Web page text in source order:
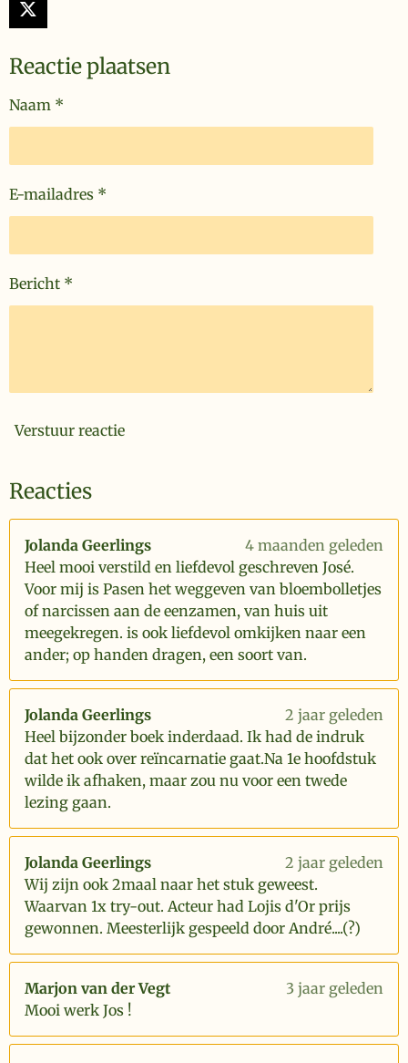
X
Reactie plaatsen
Naam *
E-mailadres *
Bericht *
Verstuur reactie
Reacties
Jolanda Geerlings
4 maanden geleden
Heel mooi verstild en liefdevol geschreven José.
Voor mij is Pasen het weggeven van bloembolletjes
of narcissen aan de eenzamen, van huis uit
meegekregen. is ook liefdevol omkijken naar een
ander; op handen dragen, een soort van.
Jolanda Geerlings
2 jaar geleden
Heel bijzonder boek inderdaad. Ik had de indruk
dat het ook over reïncarnatie gaat.Na 1e hoofdstuk
wilde ik afhaken, maar zou nu voor een twede
lezing gaan.
Jolanda Geerlings
2 jaar geleden
Wij zijn ook 2maal naar het stuk geweest.
Waarvan 1x try-out. Acteur had Lojis d'Or prijs
gewonnen. Meesterlijk gespeeld door André....(?)
Marjon van der Vegt
3 jaar geleden
Mooi werk Jos !